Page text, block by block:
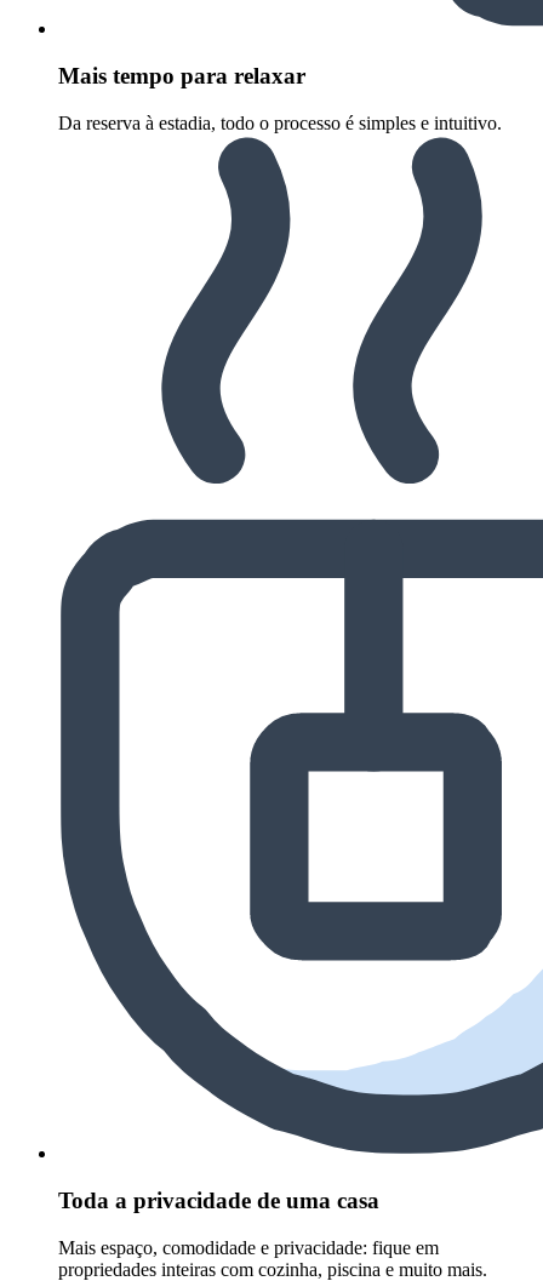
Mais tempo para relaxar
Da reserva à estadia, todo o processo é simples e intuitivo.
Toda a privacidade de uma casa
Mais espaço, comodidade e privacidade: fique em
propriedades inteiras com cozinha, piscina e muito mais.